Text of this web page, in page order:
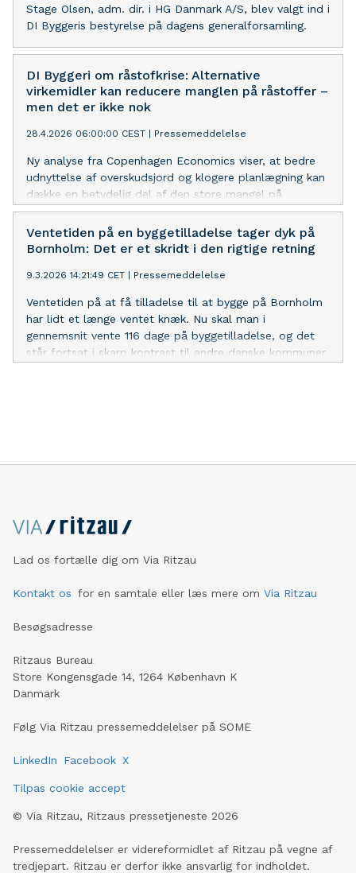
Stage Olsen, adm. dir. i HG Danmark A/S, blev valgt ind i
DI Byggeris bestyrelse på dagens generalforsamling.
DI Byggeri om råstofkrise: Alternative
virkemidler kan reducere manglen på råstoffer –
men det er ikke nok
28.4.2026 06:00:00 CEST Pressemeddelelse
Ny analyse fra Copenhagen Economics viser, at bedre
udnyttelse af overskudsjord og klogere planlægning kan
dække en betydelig del af den store mangel på
råstoffer, Danmark står over for. Men udfordringen med
et forsyningsgab på råstoffer består.
Ventetiden på en byggetilladelse tager dyk på
Bornholm: Det er et skridt i den rigtige retning
9.3.2026 14:21:49 CET Pressemeddelelse
Ventetiden på at få tilladelse til at bygge på Bornholm
har lidt et længe ventet knæk. Nu skal man i
gennemsnit vente 116 dage på byggetilladelse, og det
står fortsat i skarp kontrast til andre danske kommuner,
Lad os fortælle dig om Via Ritzau
Kontakt os for en samtale eller læs mere om Via Ritzau
Besøgsadresse
Ritzaus Bureau
Store Kongensgade 14, 1264 København K
Danmark
Følg Via Ritzau pressemeddelelser på SOME
LinkedIn Facebook X
Tilpas cookie accept
© Via Ritzau, Ritzaus pressetjeneste 2026
Pressemeddelelser er videreformidlet af Ritzau på vegne af
tredjepart. Ritzau er derfor ikke ansvarlig for indholdet.